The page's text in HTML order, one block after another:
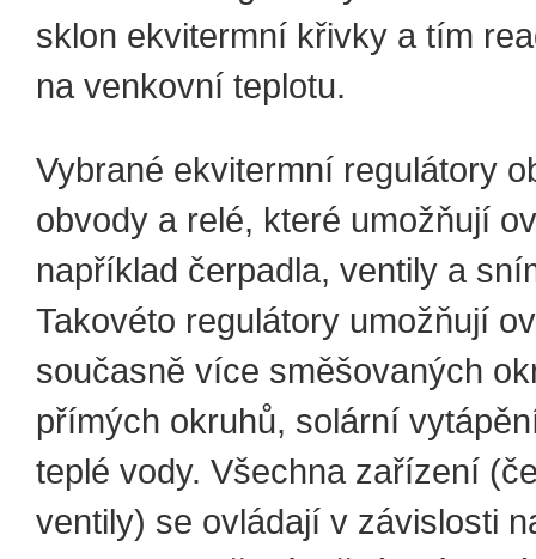
sklon ekvitermní křivky a tím
na venkovní teplotu.
Vybrané ekvitermní regulátory
obvody a relé, které umožňují
například čerpadla, ventily a
Takovéto regulátory umožňují
současně více směšovaných
přímých okruhů, solární
teplé vody. Všechna zařízení
ventily) se ovládají v závislosti